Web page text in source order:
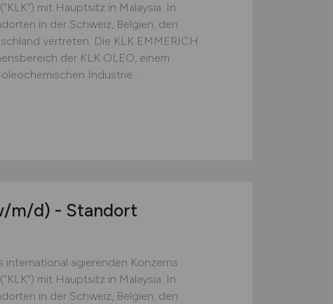
mit Hauptsitz in Malaysia. In
in der Schweiz, Belgien, den
vertreten. Die KLK EMMERICH
der KLK OLEO, einem
Industrie...
m/d) - Standort
international agierenden Konzerns
mit Hauptsitz in Malaysia. In
in der Schweiz, Belgien, den